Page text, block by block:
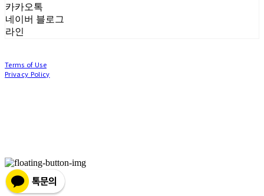
카카오톡
네이버 블로그
라인
Terms of Use
Privacy Policy